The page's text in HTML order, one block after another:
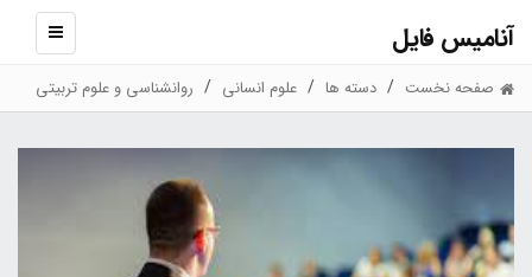
آنامیس فایل
نمایش
صفحه نخست دسته ها علوم انسانی روانشناسی و علوم تربیتی